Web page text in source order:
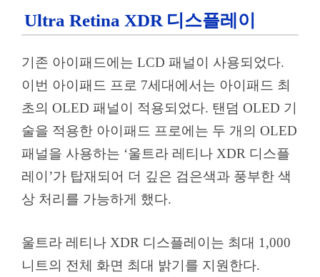
Ultra Retina XDR 디스플레이
기존 아이패드에는 LCD 패널이 사용되었다.
이번 아이패드 프로 7세대에서는 아이패드 최
초의 OLED 패널이 적용되었다. 탠덤 OLED 기
술을 적용한 아이패드 프로에는 두 개의 OLED
패널을 사용하는 ‘울트라 레티나 XDR 디스플
레이’가 탑재되어 더 깊은 검은색과 풍부한 색
상 처리를 가능하게 했다.
울트라 레티나 XDR 디스플레이는 최대 1,000
니트의 전체 화면 최대 밝기를 지원한다.